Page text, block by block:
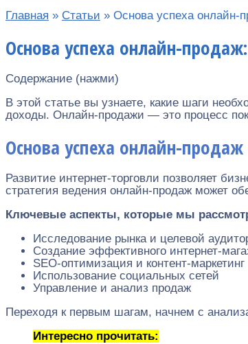
Главная » Статьи » Основа успеха онлайн-
Основа успеха онлайн-
Содержание (нажми)
В этой статье вы узнаете, какие шаги
доходы. Онлайн-продажи — это процесс
Основа успеха онлайн-
Развитие интернет-торговли позволяет
стратегия ведения онлайн-продаж может
Ключевые аспекты, которые мы
Исследование рынка и целевой
Создание эффективного интернет-
SEO-оптимизация и контент-маркетинг
Использование социальных сетей
Управление и анализ продаж
Переходя к первым шагам, начнем с
Интересно прочитать: